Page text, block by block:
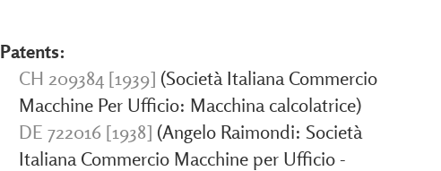
Patents:
CH 209384 [1939] (Società Italiana Commercio
Macchine Per Ufficio: Macchina calcolatrice)
DE 722016 [1938] (Angelo Raimondi: Società
Italiana Commercio Macchine per Ufficio -